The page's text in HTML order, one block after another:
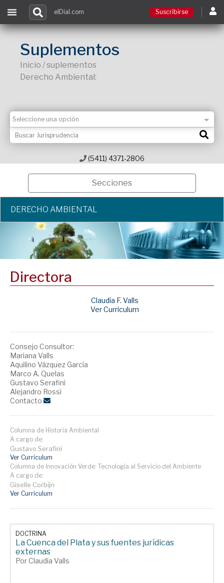
elDial.com Suscribirse
Suplementos
Inicio / suplementos
Derecho Ambiental:
(5411) 4371-2806
Secciones
DERECHO AMBIENTAL
Directora
Claudia F. Valls
Ver Curriculum
Consejo Consultor:
Mariana Valls
Aquilino Vázquez García
Marco A. Quelas
Gustavo Serafini
Alejandro Rossi
Contacto
Columna de Historia Ambiental
A cargo de:
Gustavo Serafini
Ver Curriculum
Columna de Innovación Verde: Tecnología al Servicio del Ambiente
A cargo de:
Giselle Corbijn
Ver Curriculum
DOCTRINA
La Cuenca del Plata y sus fuentes jurídicas
externas
Por Claudia Valls